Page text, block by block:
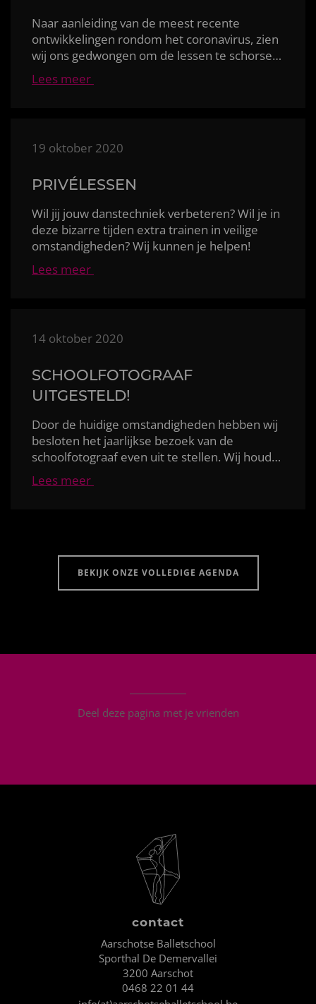
Naar aanleiding van de meest recente
ontwikkelingen rondom het coronavirus, zien
wij ons gedwongen om de lessen te schorsen met
Lees meer
19 oktober 2020
PRIVÉLESSEN
Wil jij jouw danstechniek verbeteren? Wil je in
deze bizarre tijden extra trainen in veilige
omstandigheden? Wij kunnen je helpen!
Lees meer
14 oktober 2020
SCHOOLFOTOGRAAF
UITGESTELD!
Door de huidige omstandigheden hebben wij
besloten het jaarlijkse bezoek van de
schoolfotograaf even uit te stellen. Wij houden
Lees meer
BEKIJK ONZE VOLLEDIGE AGENDA
Deel deze pagina met je vrienden
contact
Aarschotse Balletschool
Sporthal De Demervallei
3200 Aarschot
0468 22 01 44